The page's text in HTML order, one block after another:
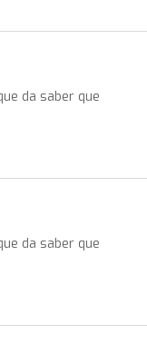
da saber que
da saber que